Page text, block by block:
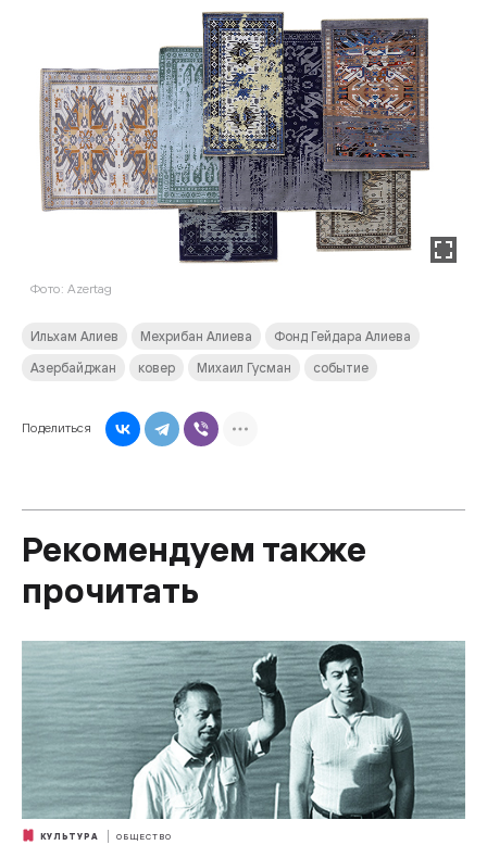
Фото: Azertag
Ильхам Алиев Мехрибан Алиева
Фонд Гейдара Алиева
Азербайджан
ковер Михаил Гусман событие
Поделиться
Рекомендуем также
прочитать
КУЛЬТУРА ОБЩЕСТВО